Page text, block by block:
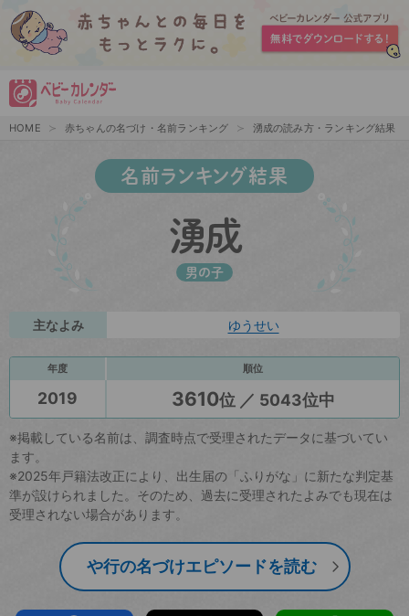
HOME 赤ちゃんの名づけ・名前ランキング 湧成の読み方・ランキング結果
名前ランキング結果
湧成
男の子
主なよみ ゆうせい
年度 順位
2019 3610位 ／ 5043位中
※掲載している名前は、調査時点で受理されたデータに基づいてい
ます。
※2025年戸籍法改正により、出生届の「ふりがな」に新たな判定基
準が設けられました。そのため、過去に受理されたよみでも現在は
受理されない場合があります。
や行の名づけエピソードを読む